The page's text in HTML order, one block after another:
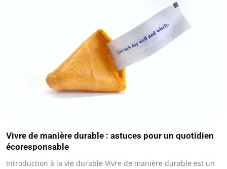
Vivre de manière durable : astuces pour un quotidien
écoresponsable
Introduction à la vie durable Vivre de manière durable est un